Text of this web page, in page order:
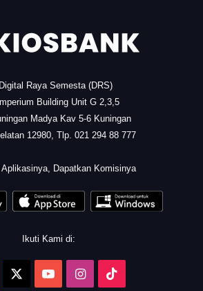
Raya Semesta (DRS)
Building Unit G 2,3,5
Madya Kav 5-6 Kuningan
12980, Tlp. 021 294 88 777
Aplikasinya, Dapatkan Komisinya
Ikuti Kami di:
YouTubeInstagram